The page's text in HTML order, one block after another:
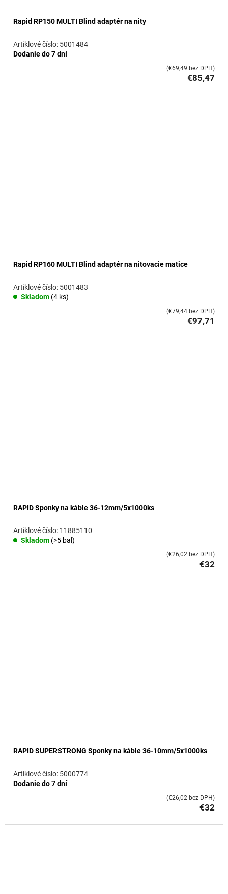
Rapid RP150 MULTI Blind adaptér na nity
Dodanie do 7 dní
5001484
€85,47
(€69,49 bez DPH)
Rapid RP160 MULTI Blind adaptér na nitovacie matice
Skladom (4 ks)
5001483
€97,71
(€79,44 bez DPH)
RAPID Sponky na káble 36-12mm/5x1000ks
Skladom (>5 bal)
11885110
€32
(€26,02 bez DPH)
RAPID SUPERSTRONG Sponky na káble 36-10mm/5x1000ks
Dodanie do 7 dní
5000774
€32
(€26,02 bez DPH)